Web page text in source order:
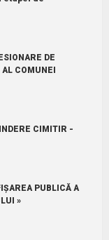
DE
COMUNEI
CIMITIR -
PUBLICĂ A
»